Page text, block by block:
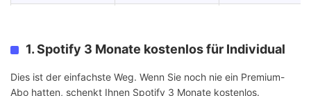
6️⃣ Microsoft Rewards 3 Monate
1. Spotify 3 Monate kostenlos für Individual
Dies ist der einfachste Weg. Wenn Sie noch nie ein Premium-
Abo hatten, schenkt Ihnen Spotify 3 Monate kostenlos.